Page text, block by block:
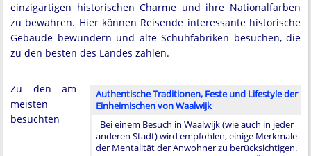
einzigartigen historischen Charme und ihre Nationalfarben
zu bewahren. Hier können Reisende interessante historische
Gebäude bewundern und alte Schuhfabriken besuchen, die
zu den besten des Landes zählen.
Authentische Traditionen, Feste und Lifestyle der
Einheimischen von Waalwijk
Bei einem Besuch in Waalwijk (wie auch in jeder
anderen Stadt) wird empfohlen, einige Merkmale
der Mentalität der Anwohner zu berücksichtigen.
Zu den am
meisten
besuchten